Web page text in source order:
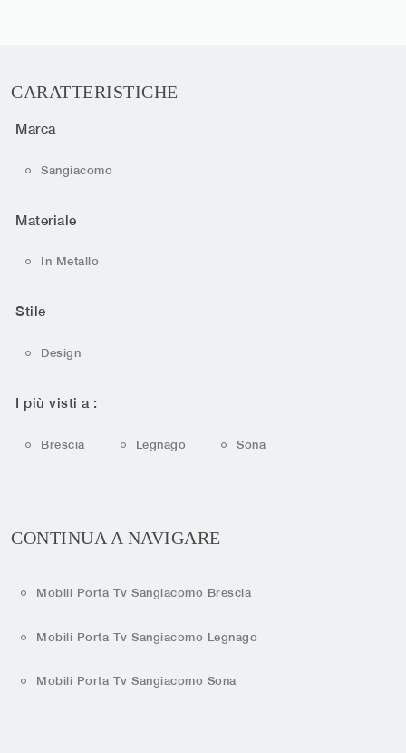
CARATTERISTICHE
Marca
Sangiacomo
Materiale
In Metallo
Stile
Design
I più visti a :
Brescia Legnago Sona
CONTINUA A NAVIGARE
Mobili Porta Tv Sangiacomo Brescia
Mobili Porta Tv Sangiacomo Legnago
Mobili Porta Tv Sangiacomo Sona